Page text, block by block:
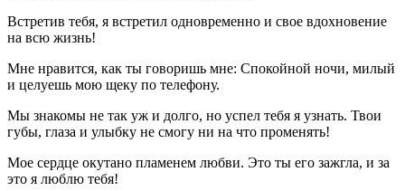
Встретив тебя, я встретил одновременно и свое вдохновение
на всю жизнь!
Мне нравится, как ты говоришь мне: Спокойной ночи, милый
и целуешь мою щеку по телефону.
Мы знакомы не так уж и долго, но успел тебя я узнать. Твои
губы, глаза и улыбку не смогу ни на что променять!
Мое сердце окутано пламенем любви. Это ты его зажгла, и за
это я люблю тебя!